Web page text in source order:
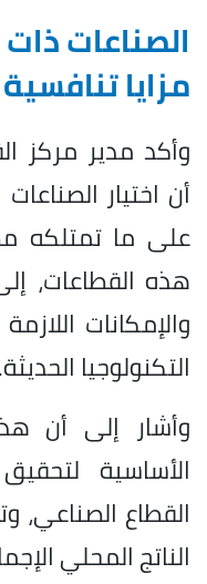
الصناعات
مزايا تنافسية
وأكد مدير مركز
أن اختيار
على ما تمتلكه
هذه القطاعات،
والإمكانات
التكنولوجيا الحديثة.
وأشار إلى أن
الأساسية
القطاع
الناتج المحلي